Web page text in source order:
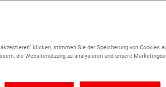
von 3% auf alle Bestellungen erhoben. Vielen Dank für
klicken, stimmen Sie der Speicherung von Cookies
die Websitenutzung zu analysieren und unsere